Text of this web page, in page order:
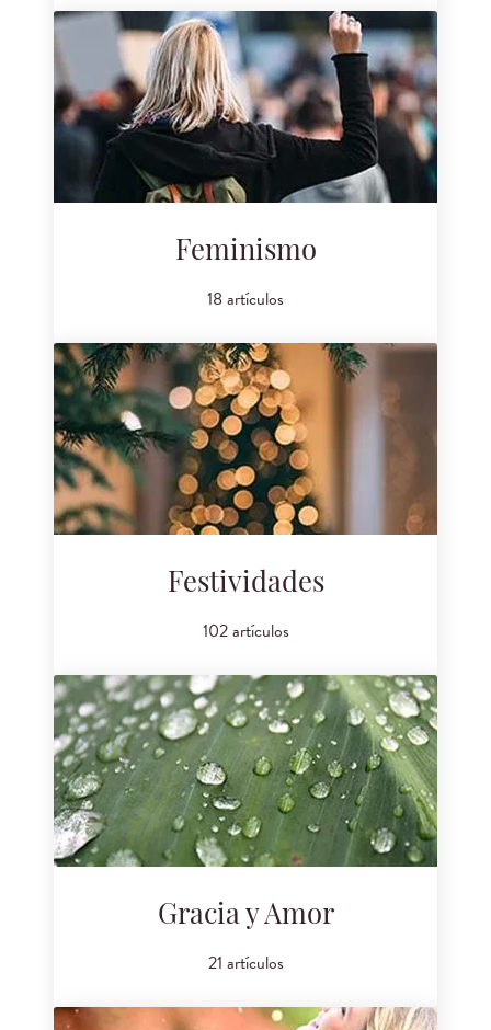
Feminismo
18 artículos
Festividades
102 artículos
Gracia y Amor
21 artículos